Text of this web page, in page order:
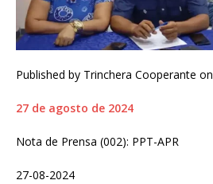
Published by Trinchera Cooperante on
27 de agosto de 2024
Nota de Prensa (002): PPT-APR
27-08-2024